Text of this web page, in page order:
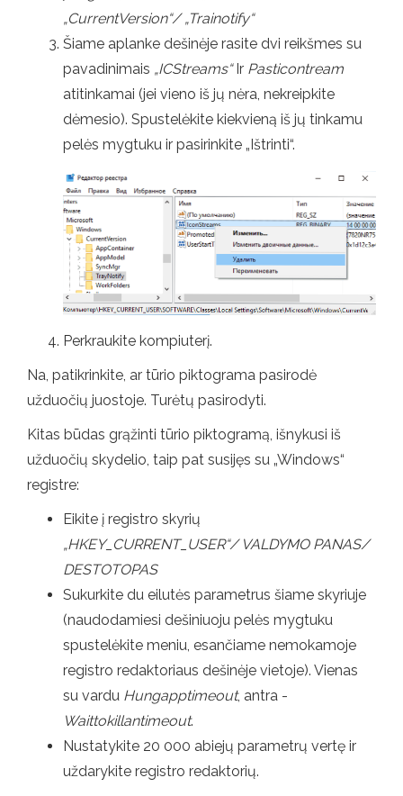
„CurrentVersion“/ „Trainotify“
Šiame aplanke dešinėje rasite dvi reikšmes su
pavadinimais „ICStreams“Ir Pasticontream
atitinkamai (jei vieno iš jų nėra, nekreipkite
dėmesio). Spustelėkite kiekvieną iš jų tinkamu
pelės mygtuku ir pasirinkite „Ištrinti“.
Perkraukite kompiuterį.
Na, patikrinkite, ar tūrio piktograma pasirodė
užduočių juostoje. Turėtų pasirodyti.
Kitas būdas grąžinti tūrio piktogramą, išnykusi iš
užduočių skydelio, taip pat susijęs su „Windows“
registre:
Eikite į registro skyrių
„HKEY_CURRENT_USER“/ VALDYMO PANAS/
DESTOTOPAS
Sukurkite du eilutės parametrus šiame skyriuje
(naudodamiesi dešiniuoju pelės mygtuku
spustelėkite meniu, esančiame nemokamoje
registro redaktoriaus dešinėje vietoje). Vienas
su vardu Hungapptimeout, antra -
Waittokillantimeout.
Nustatykite 20 000 abiejų parametrų vertę ir
uždarykite registro redaktorių.